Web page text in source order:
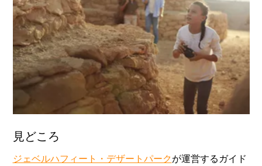
見どころ
ジェベルハフィート・デザートパークが運営するガイド